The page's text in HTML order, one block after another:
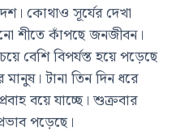
কোথাও সূর্যের দেখা
শীতে কাঁপছে জনজীবন।
বেশি বিপর্যস্ত হয়ে পড়েছে
টানা তিন দিন ধরে
বয়ে যাচ্ছে। শুক্রবার
পড়েছে।